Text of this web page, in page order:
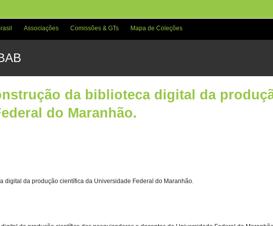
Associações Comissões & GTs Mapa de Coleções
da biblioteca digital da
do Maranhão.
digital da produção científica da Universidade Federal do Maranhão.